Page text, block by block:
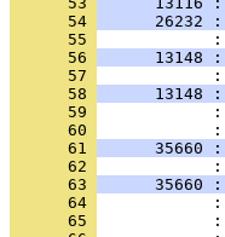
      54
26232 :
      55
      56
13148
      57
      58
13148
      59
:
      60
      61
35660
      62
      63
35660
      64
      65